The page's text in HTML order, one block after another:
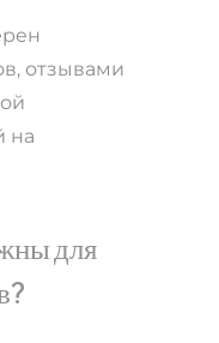
отзывами
на
для